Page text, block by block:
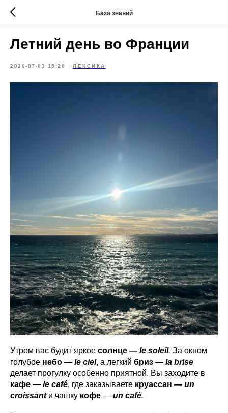
База знаний
Летний день во Франции
2026-07-03 15:20 ЛЕКСИКА
Утром вас будит яркое солнце — le soleil. За окном
голубое небо — le ciel, а легкий бриз — la brise
делает прогулку особенно приятной. Вы заходите в
кафе — le café, где заказываете круассан — un
croissant и чашку кофе — un café.